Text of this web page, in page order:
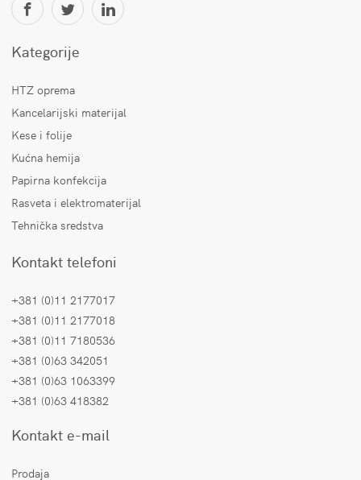
Kategorije
HTZ oprema
Kancelarijski materijal
Kese i folije
Kućna hemija
Papirna konfekcija
Rasveta i elektromaterijal
Tehnička sredstva
Kontakt telefoni
+381 (0)11 2177017
+381 (0)11 2177018
+381 (0)11 7180536
+381 (0)63 342051
+381 (0)63 1063399
+381 (0)63 418382
Kontakt e-mail
Prodaja